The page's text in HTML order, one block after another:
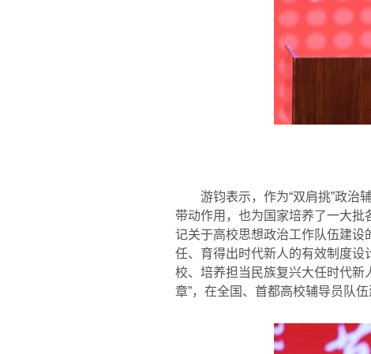
游钧表示，作为“双肩挑”政
带动作用，也为国家培养了一大
记关于高校思想政治工作队伍建
任、育得出时代新人的有效制度
校、培养担当民族复兴大任时代新
章”，在全国、首都高校辅导员队